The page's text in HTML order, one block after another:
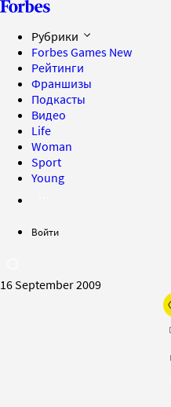
Рубрики
Forbes Games New
Рейтинги
Франшизы
Подкасты
Видео
Life
Woman
Sport
Young
Войти
16 September 2009